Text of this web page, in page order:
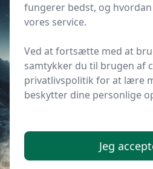
Sådan vælger du
der elsker friluftsliv
fungerer bedst, og
vores service.
Ved at fortsætte med at
samtykker du til brugen af
privatlivspolitik for at lære
beskytter dine personlige
Jeg